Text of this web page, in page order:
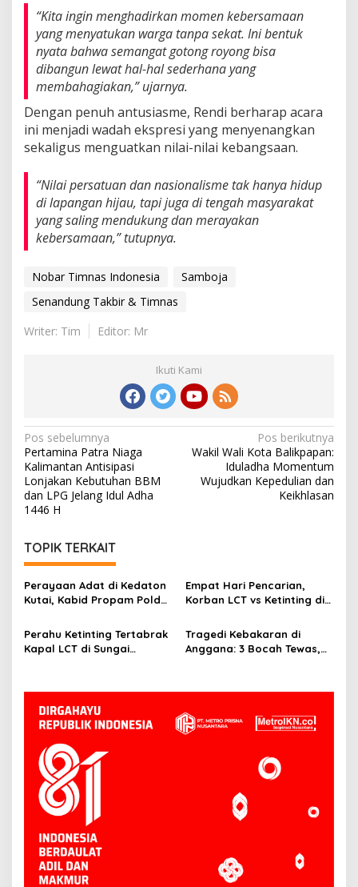
“Kita ingin menghadirkan momen kebersamaan
yang menyatukan warga tanpa sekat. Ini bentuk
nyata bahwa semangat gotong royong bisa
dibangun lewat hal-hal sederhana yang
membahagiakan,” ujarnya.
Dengan penuh antusiasme, Rendi berharap acara
ini menjadi wadah ekspresi yang menyenangkan
sekaligus menguatkan nilai-nilai kebangsaan.
“Nilai persatuan dan nasionalisme tak hanya hidup
di lapangan hijau, tapi juga di tengah masyarakat
yang saling mendukung dan merayakan
kebersamaan,” tutupnya.
Nobar Timnas Indonesia
Samboja
Senandung Takbir & Timnas
Writer: Tim
Editor: Mr
Ikuti Kami
Navigasi
pos
Pos sebelumnya
Pertamina Patra Niaga
Kalimantan Antisipasi
Lonjakan Kebutuhan BBM
dan LPG Jelang Idul Adha
1446 H
Pos berikutnya
Wakil Wali Kota Balikpapan:
Iduladha Momentum
Wujudkan Kepedulian dan
Keikhlasan
TOPIK TERKAIT
Perayaan Adat di Kedaton
Kutai, Kabid Propam Polda
Empat Hari Pencarian,
Korban LCT vs Ketinting di
Ditemukan
Perahu Ketinting Tertabrak
Kapal LCT di Sungai
Orang Hilang
Tragedi Kebakaran di
Anggana: 3 Bocah Tewas,